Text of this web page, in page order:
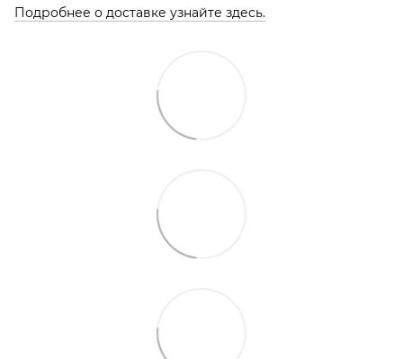
Подробнее о доставке узнайте здесь.